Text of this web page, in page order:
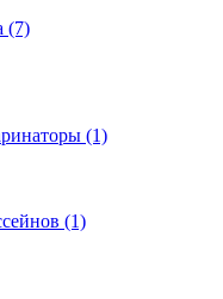
(7)
(1)
(1)